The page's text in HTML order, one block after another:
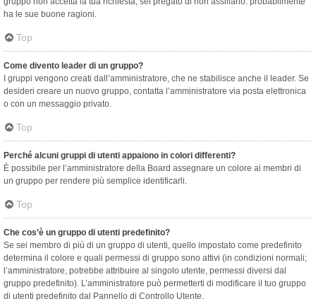
ha le sue buone ragioni.
Top
Come divento leader di un gruppo?
I gruppi vengono creati dall’amministratore, che ne stabilisce anche il leader. Se
desideri creare un nuovo gruppo, contatta l’amministratore via posta elettronica
o con un messaggio privato.
Top
Perché alcuni gruppi di utenti appaiono in colori differenti?
È possibile per l’amministratore della Board assegnare un colore ai membri di
un gruppo per rendere più semplice identificarli.
Top
Che cos’è un gruppo di utenti predefinito?
Se sei membro di più di un gruppo di utenti, quello impostato come predefinito
determina il colore e quali permessi di gruppo sono attivi (in condizioni normali;
l’amministratore, potrebbe attribuire al singolo utente, permessi diversi dal
gruppo predefinito). L’amministratore può permetterti di modificare il tuo gruppo
di utenti predefinito dal Pannello di Controllo Utente.